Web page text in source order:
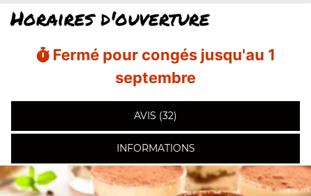
Horaires d'ouverture
Fermé pour congés jusqu'au 1
septembre
AVIS (32)
INFORMATIONS